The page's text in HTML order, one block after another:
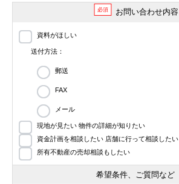
必須 お問い合わせ内容
資料がほしい
送付方法：
郵送
FAX
メール
現地が見たい 物件の詳細が知りたい
資金計画を相談したい 店舗に行って相談したい
所有不動産の売却相談もしたい
希望条件、ご質問など